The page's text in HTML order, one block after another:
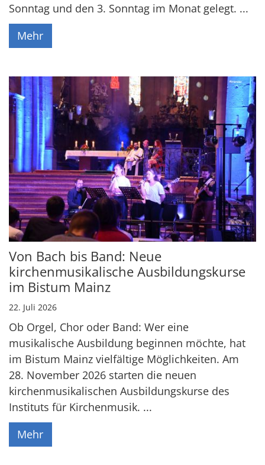
Sonntag und den 3. Sonntag im Monat gelegt. ...
Mehr
Von Bach bis Band: Neue
kirchenmusikalische Ausbildungskurse
im Bistum Mainz
22. Juli 2026
Ob Orgel, Chor oder Band: Wer eine
musikalische Ausbildung beginnen möchte, hat
im Bistum Mainz vielfältige Möglichkeiten. Am
28. November 2026 starten die neuen
kirchenmusikalischen Ausbildungskurse des
Instituts für Kirchenmusik. ...
Mehr